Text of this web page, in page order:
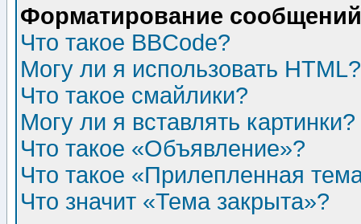
Форматирование
Что такое BBCode?
Могу ли я использовать HTML?
Что такое смайлики?
Могу ли я вставлять картинки?
Что такое «Объявление»?
Что такое «Прилепленная
Что значит «Тема закрыта»?